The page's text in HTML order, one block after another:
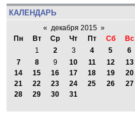
КАЛЕНДАРЬ
« декабря 2015 »
Пн
Вт Ср Чт Пт Сб
Вс
1
2 3 4 5
6
7
8 9 10 11 12
13
14
15 16 17 18 19
20
21
22 23 24 25 26
27
28
29 30 31